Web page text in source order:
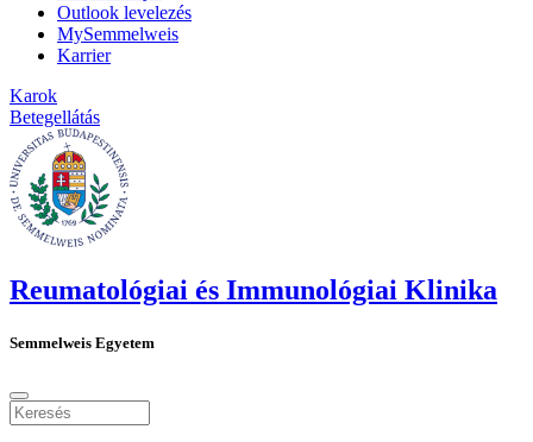
Outlook levelezés
MySemmelweis
Karrier
Karok
Betegellátás
Reumatológiai és Immunológiai Klinika
Semmelweis Egyetem